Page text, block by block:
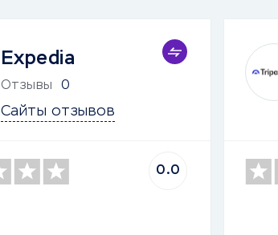
Expedia
Отзывы 0
Сайты отзывов
0.0